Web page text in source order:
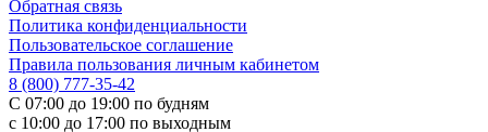
Обратная связь
Политика конфиденциальности
Пользовательское соглашение
Правила пользования личным кабинетом
8 (800) 777-35-42
С 07:00 до 19:00 по будням
с 10:00 до 17:00 по выходным